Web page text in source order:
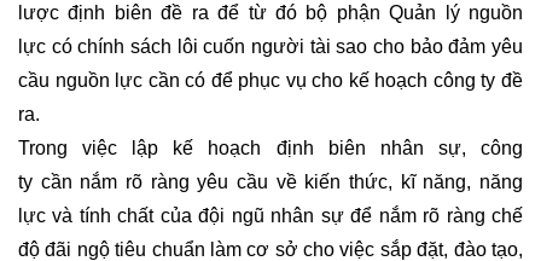
lược định biên đề ra để từ đó bộ phận Quản lý nguồn
lực có chính sách lôi cuốn người tài sao cho bảo đảm yêu
cầu nguồn lực cần có để phục vụ cho kế hoạch công ty đề
ra.
Trong việc lập kế hoạch định biên nhân sự, công
ty cần nắm rõ ràng yêu cầu về kiến thức, kĩ năng, năng
lực và tính chất của đội ngũ nhân sự để nắm rõ ràng chế
độ đãi ngộ tiêu chuẩn làm cơ sở cho việc sắp đặt, đào tạo,